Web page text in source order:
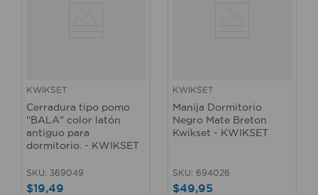
KWIKSET
Cerradura tipo pomo
"BALA" color latón
antiguo para
dormitorio. - KWIKSET
SKU: 369049
$19,49
KWIKSET
Manija Dormitorio
Negro Mate Breton
Kwikset - KWIKSET
SKU: 694026
$49,95